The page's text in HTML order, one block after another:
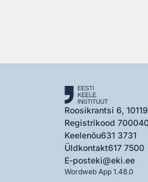
Roosikrantsi 6,
Registrikood
Keelenõu631 3731
Üldkontakt617 7500
E-posteki@eki.ee
Wordweb App 1.48.0